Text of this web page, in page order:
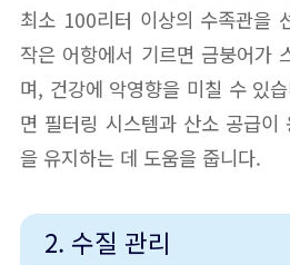
최소 100리터 이상의 수족관을
작은 어항에서 기르면 금붕어가
며, 건강에 악영향을 미칠 수 있
면 필터링 시스템과 산소 공급이
을 유지하는 데 도움을 줍니다.
2. 수질 관리